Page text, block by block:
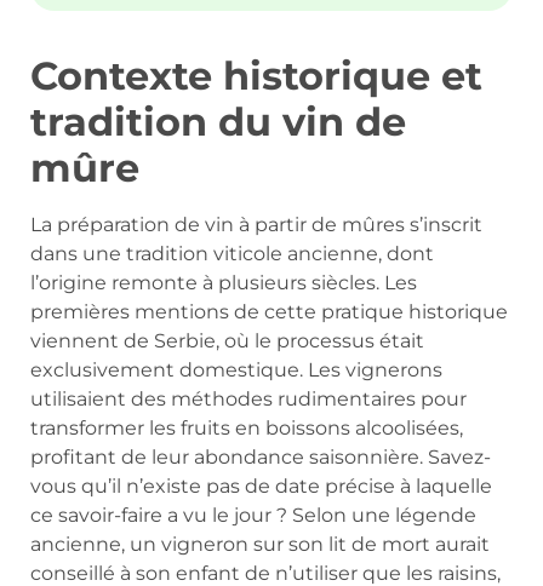
Contexte historique et
tradition du vin de
mûre
La préparation de vin à partir de mûres s’inscrit
dans une tradition viticole ancienne, dont
l’origine remonte à plusieurs siècles. Les
premières mentions de cette pratique historique
viennent de Serbie, où le processus était
exclusivement domestique. Les vignerons
utilisaient des méthodes rudimentaires pour
transformer les fruits en boissons alcoolisées,
profitant de leur abondance saisonnière. Savez-
vous qu’il n’existe pas de date précise à laquelle
ce savoir-faire a vu le jour ? Selon une légende
ancienne, un vigneron sur son lit de mort aurait
conseillé à son enfant de n’utiliser que les raisins,